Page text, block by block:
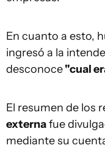
En cuanto a esto,
ingresó a la
desconoce"cual
El resumen de los
externafue
mediante su